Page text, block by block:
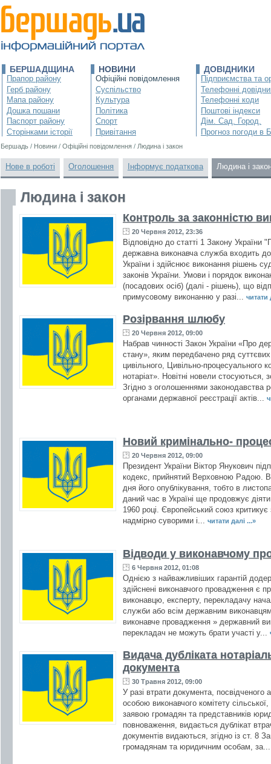
БЕРШАДЩИНА
Прапор району
Герб району
Мапа району
Дошка пошани
Паспорт району
Сторінками історії
НОВИНИ
Офіційні повідомлення
Суспільство
Культура
Політика
Спорт
Привітання
ДОВІДНИКИ
Підприємства та
Телефонні
Телефонні коди
Поштові індекси
Дім. Сад. Город.
Прогноз погоди в
Бершадь / Новини / Офіційні повідомлення / Людина і закон
Нове в роботі Оголошення Інформує податкова Людина і
Людина і закон
Контроль за законністю
20 Червня 2012, 23:36
Відповідно до статті 1 Закону
державна виконавча служба входить до
України і здійснює виконання рішень
законів України. Умови і порядок
(посадових осіб) (далі - рішень), що
примусовому виконанню у разі...
читати
Розірвання шлюбу
20 Червня 2012, 09:00
Набрав чинності Закон України «Про
стану», яким передбачено ряд
цивільного, Цивільно-процесуального
нотаріат». Новітні новели
Згідно з оголошеннями законодавства
органами державної реєстрації актів...
Новий кримінально-
20 Червня 2012, 09:00
Президент України Віктор Янукович
кодекс, прийнятий Верховною Радою.
дня його опублікування, тобто в
даний час в Україні ще продовжує
1960 році. Європейський союз
надмірно суворими і...
читати далі ...»
Відводи у виконавчому
6 Червня 2012, 01:08
Однією з найважливіших гарантій
здійснені виконавчого провадження є
виконавцю, експерту, перекладачу
служби або всім державним
виконавче провадження » державний
перекладач не можуть брати участі у...
Видача дубліката
документа
30 Травня 2012, 09:00
У разі втрати документа,
особою виконавчого комітету
заявою громадян та представників
повноваження, видається дублікат
документів видаються, згідно із ст. 8
громадянам та юридичним особам,